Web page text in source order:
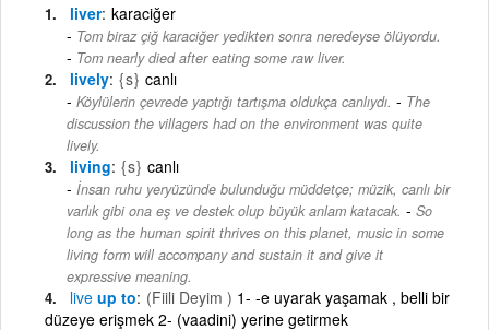
liver karaciğer
Tom biraz çiğ karaciğer yedikten sonra neredeyse ölüyordu.
- Tom nearly died after eating some raw liver.
lively {s} canlı
Köylülerin çevrede yaptığı tartışma oldukça canlıydı. - The
discussion the villagers had on the environment was quite
lively.
living {s} canlı
İnsan ruhu yeryüzünde bulunduğu müddetçe; müzik, canlı bir
varlık gibi ona eş ve destek olup büyük anlam katacak. - So
long as the human spirit thrives on this planet, music in some
living form will accompany and sustain it and give it
expressive meaning.
live up to (Fiili Deyim ) 1- -e uyarak yaşamak , belli bir
düzeye erişmek 2- (vaadini) yerine getirmek